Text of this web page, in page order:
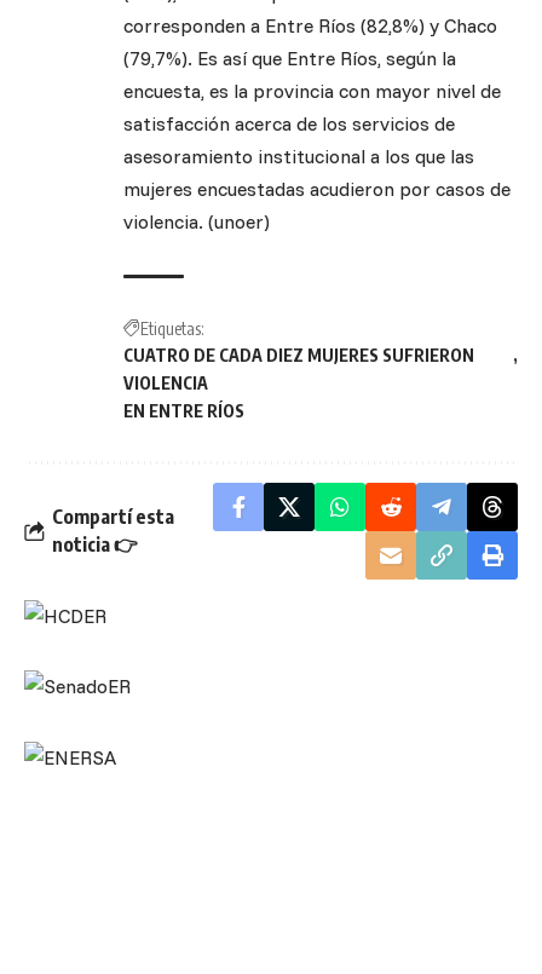
corresponden a Entre Ríos (82,8%) y Chaco
(79,7%). Es así que Entre Ríos, según la
encuesta, es la provincia con mayor nivel de
satisfacción acerca de los servicios de
asesoramiento institucional a los que las
mujeres encuestadas acudieron por casos de
violencia. (unoer)
Etiquetas:
CUATRO DE CADA DIEZ MUJERES SUFRIERON
VIOLENCIA
EN ENTRE RÍOS
Compartí esta
noticia 👉